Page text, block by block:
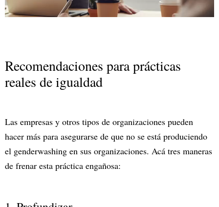
Recomendaciones para prácticas
reales de igualdad
Las empresas y otros tipos de organizaciones pueden
hacer más para asegurarse de que no se está produciendo
el genderwashing en sus organizaciones. Acá tres maneras
de frenar esta práctica engañosa: